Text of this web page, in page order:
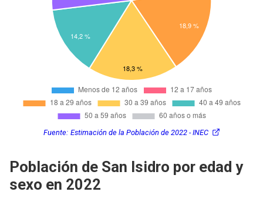
Fuente: Estimación de la Población de 2022 - INEC
Población de San Isidro por edad y
sexo en 2022